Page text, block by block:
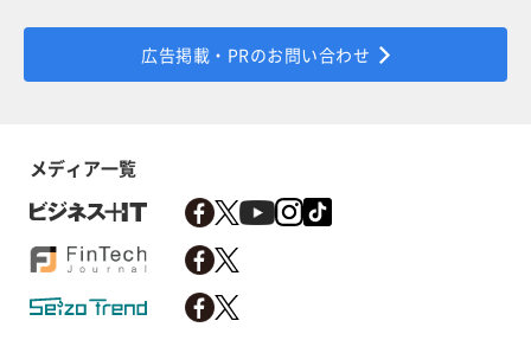
広告掲載・PRのお問い合わせ
メディア一覧